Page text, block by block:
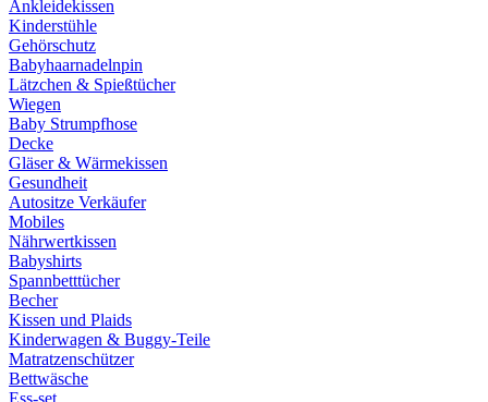
Ankleidekissen
Kinderstühle
Gehörschutz
Babyhaarnadelnpin
Lätzchen & Spießtücher
Wiegen
Baby Strumpfhose
Decke
Gläser & Wärmekissen
Gesundheit
Autositze Verkäufer
Mobiles
Nährwertkissen
Babyshirts
Spannbetttücher
Becher
Kissen und Plaids
Kinderwagen & Buggy-Teile
Matratzenschützer
Bettwäsche
Ess-set